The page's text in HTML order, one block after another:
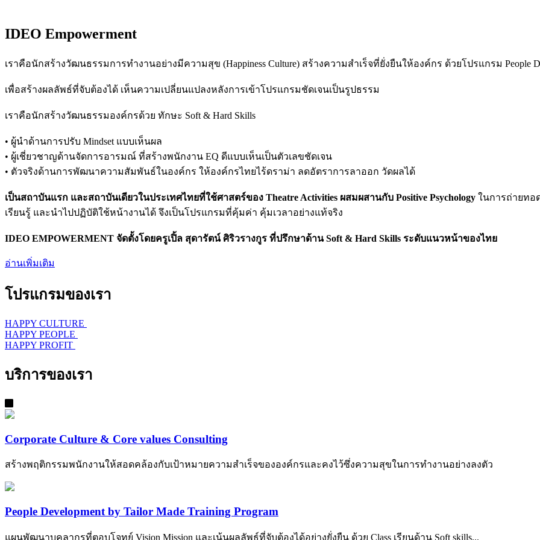
IDEO Empowerment
เราคือนักสร้างวัฒนธรรมการทำงานอย่างมีความสุข (Happiness Culture) สร้างความสำเร็จที่ยั่งยืนให้องค์กร ด้วยโปรแกรม
เพื่อสร้างผลลัพธ์ที่จับต้องได้ เห็นความเปลี่ยนแปลงหลังการเข้าโปรแกรมชัดเจนเป็นรูปธรรม
เราคือนักสร้างวัฒนธรรมองค์กรด้วย ทักษะ Soft & Hard Skills
• ผู้นำด้านการปรับ Mindset แบบเห็นผล
• ผู้เชี่ยวชาญด้านจัดการอารมณ์ ที่สร้างพนักงาน EQ ดีแบบเห็นเป็นตัวเลขชัดเจน
• ตัวจริงด้านการพัฒนาความสัมพันธ์ในองค์กร ให้องค์กรไทยไร้ดราม่า ลดอัตราการลาออก วัดผลได้
เป็นสถาบันแรก และสถาบันเดียวในประเทศไทยที่ใช้ศาสตร์ของ Theatre Activities ผสมผสานกับ Positive Psychology ในการถ่ายทอ
เรียนรู้ และนำไปปฏิบัติใช้หน้างานได้ จึงเป็นโปรแกรมที่คุ้มค่า คุ้มเวลาอย่างแท้จริง
IDEO EMPOWERMENT จัดตั้งโดยครูเปิ้ล สุดารัตน์ ศิริวรางกูร ที่ปรึกษาด้าน Soft & Hard Skills ระดับแนวหน้าของไทย
อ่านเพิ่มเติม
โปรแกรมของเรา
HAPPY CULTURE
HAPPY PEOPLE
HAPPY PROFIT
บริการของเรา
Corporate Culture & Core values Consulting
สร้างพฤติกรรมพนักงานให้สอดคล้องกับเป้าหมายความสำเร็จขององค์กรและคงไว้ซึ่งความสุขในการทำงานอย่างลงตัว
People Development by Tailor Made Training Program
แผนพัฒนาบุคลากรที่ตอบโจทย์ Vision Mission และเน้นผลลัพธ์ที่จับต้องได้อย่างยั่งยืน ด้วย Class เรียนด้าน Soft skills...